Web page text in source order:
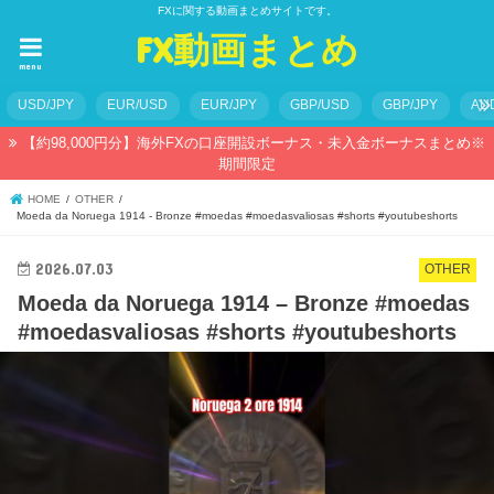
FXに関する動画まとめサイトです。
FX動画まとめ
menu
USD/JPY EUR/USD EUR/JPY GBP/USD GBP/JPY
【約98,000円分】海外FXの口座開設ボーナス・未入金ボーナスまとめ※
期間限定
HOME
OTHER
Moeda da Noruega 1914 - Bronze #moedas #moedasvaliosas #shorts #youtubeshorts
OTHER
2026.07.03
Moeda da Noruega 1914 – Bronze #moedas
#moedasvaliosas #shorts #youtubeshorts